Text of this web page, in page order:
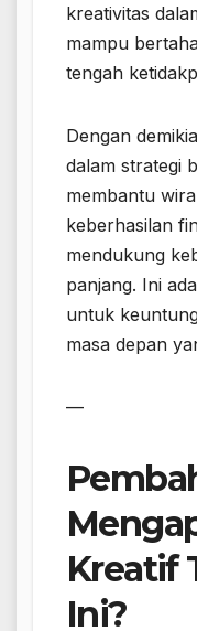
kreativitas
mampu
tengah
Dengan
dalam strategi
membantu
keberhasilan
mendukung
panjang. Ini
untuk
masa depan
—
Kreatif
Ini?